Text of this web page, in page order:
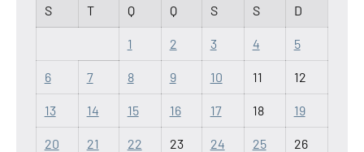
S
T Q Q S S D
1 2 3 4 5
6 7 8 9 10 11 12
13 14 15 16 17 18 19
20 21 22 23 24 25 26